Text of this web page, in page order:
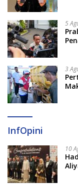
5
3
InfOpini
10